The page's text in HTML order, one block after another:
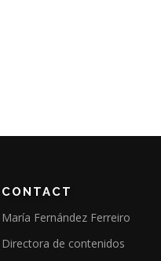
CONTACT
María Fernández Ferreiro
Directora de contenidos